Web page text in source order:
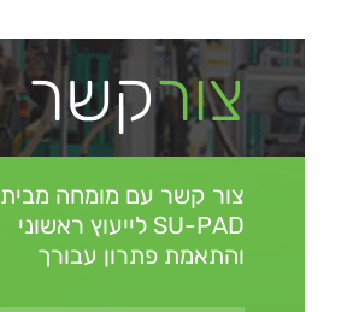
צורקשר
צור קשר עם מומחה מבית
SU-PAD לייעוץ ראשוני
והתאמת פתרון עבורך